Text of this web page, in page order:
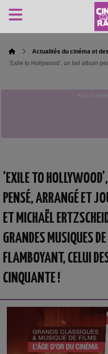
Actualités du cinéma et
‘Exile to Hollywood’, un bel album
Aucun
‘EXILE TO
PENSÉ, ARRANGÉ ET
ET MICHAËL
GRANDES MUSIQUES
FLAMBOYANT, CELUI
CINQUANTE !